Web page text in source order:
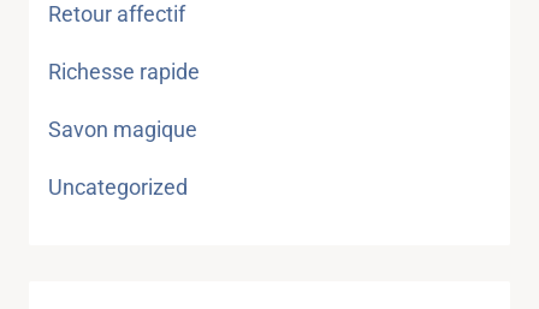
Retour affectif
Richesse rapide
Savon magique
Uncategorized